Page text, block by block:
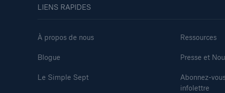
LIENS RAPIDES
À propos de nous
Blogue
Le Simple Sept
Ressources
Presse et
Abonnez-
infolettre